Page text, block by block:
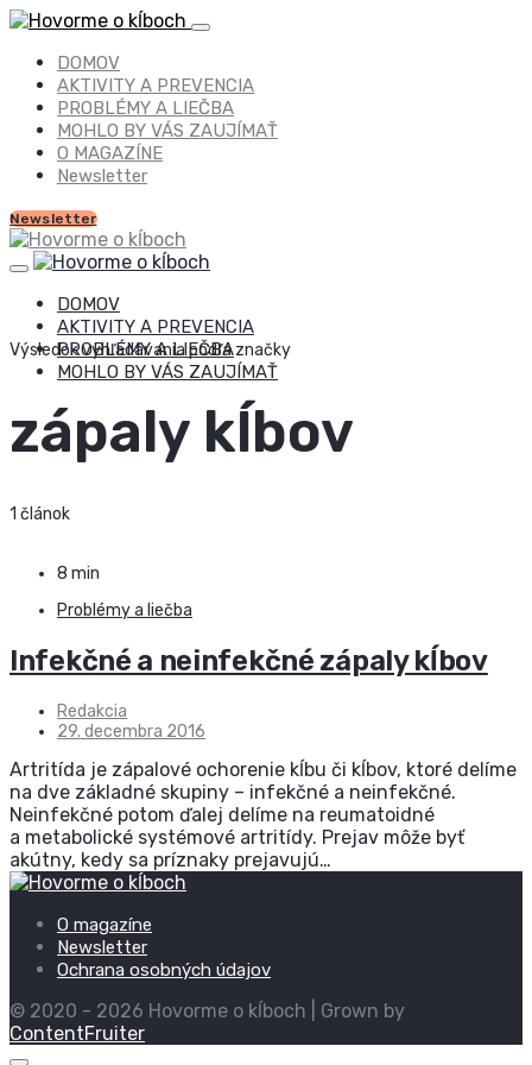
DOMOV
AKTIVITY A PREVENCIA
PROBLÉMY A LIEČBA
MOHLO BY VÁS ZAUJÍMAŤ
O MAGAZÍNE
Newsletter
Newsletter
DOMOV
AKTIVITY A PREVENCIA
PROBLÉMY A LIEČBA
MOHLO BY VÁS ZAUJÍMAŤ
Výsledok vyhľadávania podľa značky
zápaly kĺbov
1 článok
8 min
Problémy a liečba
Infekčné a neinfekčné zápaly kĺbov
Redakcia
29. decembra 2016
Artritída je zápalové ochorenie kĺbu či kĺbov, ktoré delíme
na dve základné skupiny – infekčné a neinfekčné.
Neinfekčné potom ďalej delíme na reumatoidné
a metabolické systémové artritídy. Prejav môže byť
akútny, kedy sa príznaky prejavujú…
O magazíne
Newsletter
Ochrana osobných údajov
© 2020 - 2026 Hovorme o kĺboch | Grown by
ContentFruiter